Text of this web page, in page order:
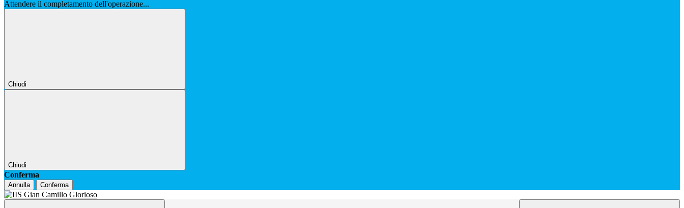
Attendere il completamento dell'operazione...
Chiudi
Chiudi
Conferma
Annulla Conferma